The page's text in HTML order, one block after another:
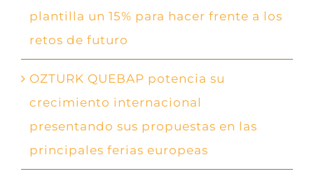
plantilla un 15% para hacer frente a los
retos de futuro
OZTURK QUEBAP potencia su
crecimiento internacional
presentando sus propuestas en las
principales ferias europeas